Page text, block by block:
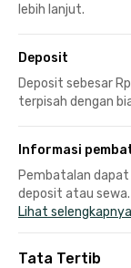
lebih lanjut.
Deposit
Deposit sebesar
terpisah dengan
Informasi
Pembatalan dapat
deposit atau sewa.
Lihat selengkapnya
Tata Tertib